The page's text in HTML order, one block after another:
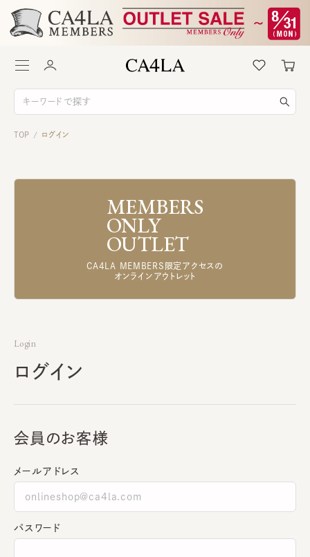
TOP / ログイン
MEMBERS
ONLY
OUTLET
CA4LA MEMBERS限定アクセスの
オンラインアウトレット
Login
ログイン
会員のお客様
メールアドレス
パスワード